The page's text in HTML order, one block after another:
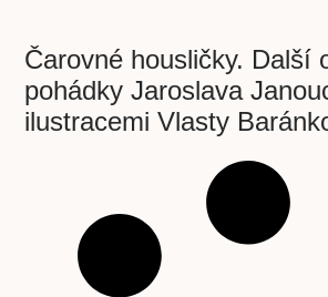
Čarovné housličky. Další
pohádky Jaroslava
ilustracemi Vlasty